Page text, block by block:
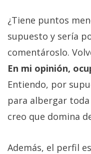
¿Tiene puntos
supuesto y sería
comentároslo.
En mi opinión,
Entiendo, por
para albergar
creo que domina
Además, el perfil